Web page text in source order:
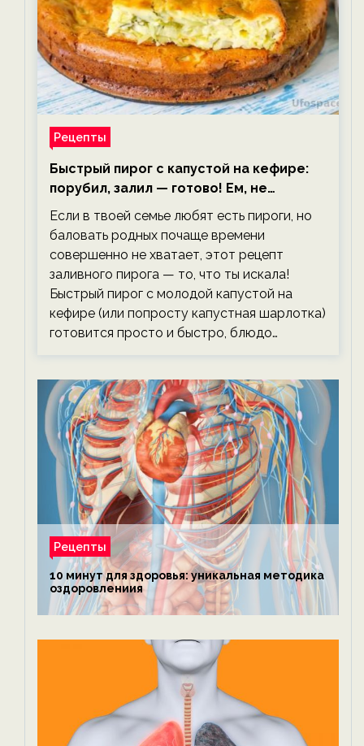
Рецепты
Быстрый пирог с капустой на кефире:
порубил, залил — готово! Ем, не
тревожась о фигуре!
Если в твоей семье любят есть пироги, но
баловать родных почаще времени
совершенно не хватает, этот рецепт
заливного пирога — то, что ты искала!
Быстрый пирог с молодой капустой на
кефире (или попросту капустная шарлотка)
готовится просто и быстро, блюдо…
Рецепты
10 минут для здоровья: уникальная методика
оздоровлениия